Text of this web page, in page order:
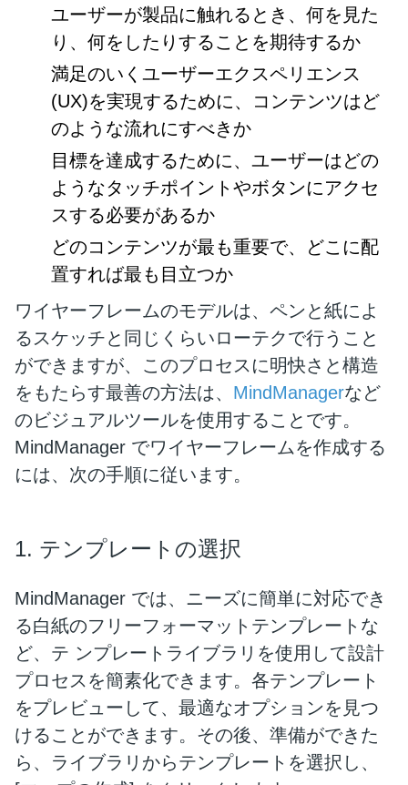
ユーザーが製品に触れるとき、何を見た
り、何をしたりすることを期待するか
満足のいくユーザーエクスペリエンス
(UX)を実現するために、コンテンツはど
のような流れにすべきか
目標を達成するために、ユーザーはどの
ようなタッチポイントやボタンにアクセ
スする必要があるか
どのコンテンツが最も重要で、どこに配
置すれば最も目立つか
ワイヤーフレームのモデルは、ペンと紙によ
るスケッチと同じくらいローテクで行うこと
ができますが、このプロセスに明快さと構造
をもたらす最善の方法は、 MindManagerなど
のビジュアルツールを使用することです。
MindManager でワイヤーフレームを作成する
には、次の手順に従います。
1. テンプレートの選択
MindManager では、ニーズに簡単に対応でき
る白紙のフリーフォーマットテンプレートな
ど、テ ンプレートライブラリを使用して設計
プロセスを簡素化できます。各テンプレート
をプレビューして、最適なオプションを見つ
けることができます。その後、準備ができた
ら、ライブラリからテンプレートを選択し、